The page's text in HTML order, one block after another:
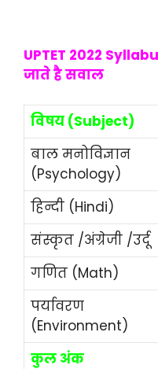
UPTET 2022
जाते है सवाल
विषय (Subject)
बाल मनोविज्ञान
(Psychology)
हिन्दी (Hindi)
संस्कृत /अंग्रेजी /उर्दू
गणित (Math)
पर्यावरण
(Environment)
कुल अंक